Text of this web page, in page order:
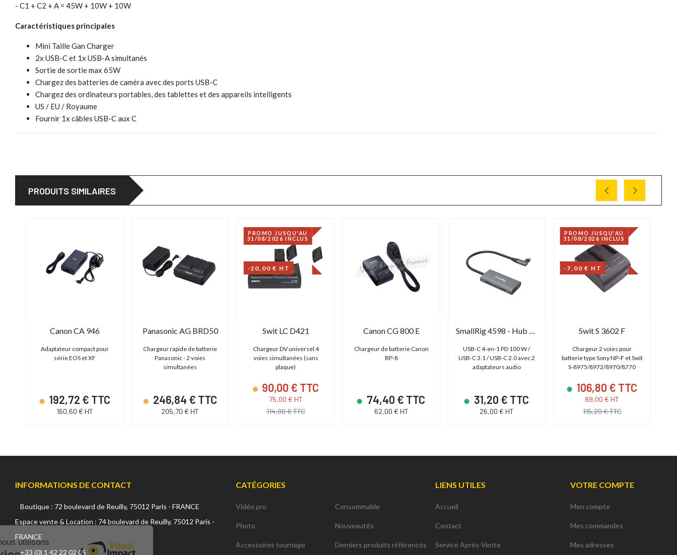
- C1 + C2 + A = 45W + 10W + 10W
Caractéristiques principales
Mini Taille Gan Charger
2x USB-C et 1x USB-A simultanés
Sortie de sortie max 65W
Chargez des batteries de caméra avec des ports USB-C
Chargez des ordinateurs portables, des tablettes et des appareils intelligents
US / EU / Royaume
Fournir 1x câbles USB-C aux C
PRODUITS SIMILAIRES
Canon CA 946
Adaptateur compact pour
série EOS et XF
192,72 € TTC
160,60 € HT
Panasonic AG BRD50
Chargeur rapide de batterie
Panasonic - 2 voies
simultanées
246,84 € TTC
205,70 € HT
PROMO JUSQU'AU
31/08/2026 INCLUS
-20,00 € HT
Swit LC D421
Chargeur DV universel 4
voies simultanées (sans
plaque)
90,00 € TTC
75,00 € HT
114,00 € TTC
Canon CG 800 E
Chargeur de batterie Canon
BP-8
74,40 € TTC
62,00 € HT
SmallRig 4598 - Hub USB-C 4 en 1
USB-C 4-en-1 PD 100 W /
USB-C 3.1 / USB-C 2.0 avec 2
adaptateurs audio
31,20 € TTC
26,00 € HT
PROMO JUSQU'AU
31/08/2026 INCLUS
-7,00 € HT
Swit S 3602 F
Chargeur 2 voies pour
batterie type Sony NP-F et Swit
S-8975/8972/8970/8770
106,80 € TTC
89,00 € HT
115,20 € TTC
INFORMATIONS DE CONTACT
Boutique : 72 boulevard de Reuilly, 75012 Paris - FRANCE
Espace vente & Location : 74 boulevard de Reuilly, 75012 Paris -
FRANCE
+33 (0) 1 42 22 02 05
CATÉGORIES
Vidéo pro
Photo
Accessoires tournage
Consommable
Nouveautés
Derniers produits référencés
LIENS UTILES
Accueil
Contact
Service Après-Vente
VOTRE COMPTE
Mon compte
Mes commandes
Mes adresses
Sur ce site, nous utilisons